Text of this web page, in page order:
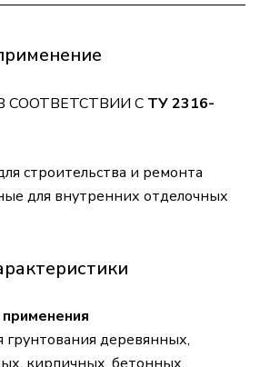
СООТВЕТСТВИИ С ТУ 2316-
строительства и ремонта
для внутренних отделочных
грунтования деревянных,